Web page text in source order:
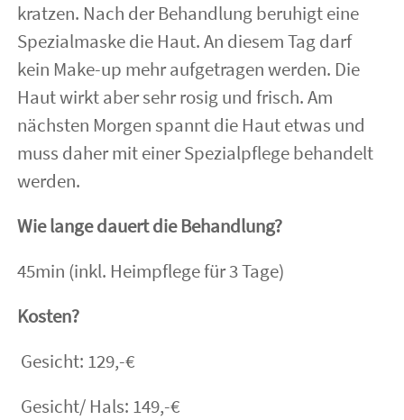
kratzen. Nach der Behandlung beruhigt eine
Spezialmaske die Haut. An diesem Tag darf
kein Make-up mehr aufgetragen werden. Die
Haut wirkt aber sehr rosig und frisch. Am
nächsten Morgen spannt die Haut etwas und
muss daher mit einer Spezialpflege behandelt
werden.
Wie lange dauert die Behandlung?
45min (inkl. Heimpflege für 3 Tage)
Kosten?
Gesicht: 129,-€
Gesicht/ Hals: 149,-€